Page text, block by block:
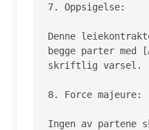
7. Oppsigelse:
Denne
begge parter med
skriftlig varsel.
8. Force majeure:
Ingen av partene